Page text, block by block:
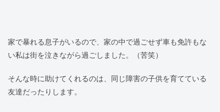
家で暴れる息子がいるので、家の中で過ごせず車も免許もな
い私は街を泣きながら過ごしました。（苦笑）
そんな時に助けてくれるのは、同じ障害の子供を育てている
友達だったりします。